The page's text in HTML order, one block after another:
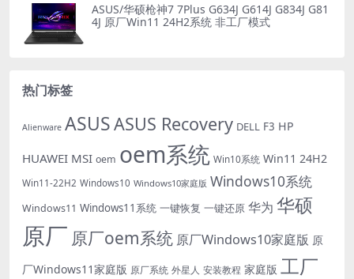
ASUS/华硕枪神7 7Plus G634J G614J G834J G81
4J 原厂Win11 24H2系统 非工厂模式
热门标签
Alienware ASUSASUS Recovery DELL F3 HP
HUAWEI MSI oem oem系统 Win10系统 Win11 24H2
Win11-22H2 Windows10 Windows10家庭版 Windows10系统
Windows11 Windows11系统 一键恢复 一键还原 华为 华硕
原厂 原厂oem系统 原厂Windows10家庭版 原
厂Windows11家庭版 原厂系统 外星人 安装教程 家庭版 工厂